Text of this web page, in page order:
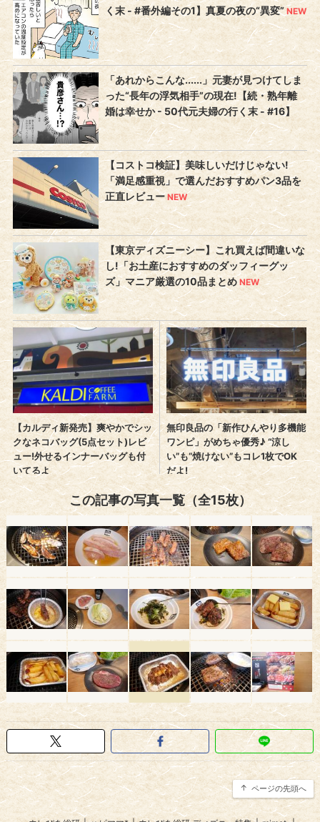
この記事の写真一覧（全15枚）
ページの先頭へ